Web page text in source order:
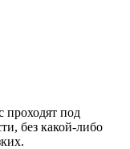
проходят под
без какой-либо